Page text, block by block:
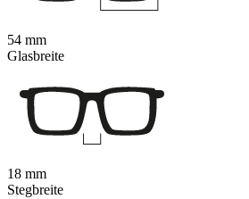
54 mm
Glasbreite
18 mm
Stegbreite